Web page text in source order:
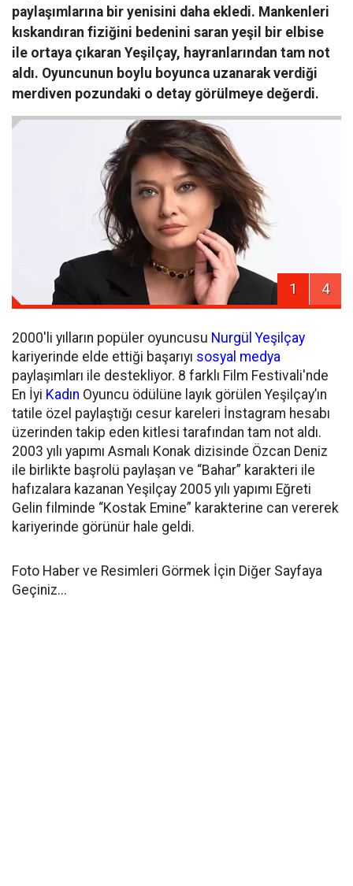
paylaşımlarına bir yenisini daha ekledi. Mankenleri
kıskandıran fiziğini bedenini saran yeşil bir elbise
ile ortaya çıkaran Yeşilçay, hayranlarından tam not
aldı. Oyuncunun boylu boyunca uzanarak verdiği
merdiven pozundaki o detay görülmeye değerdi.
1 4
2000'li yılların popüler oyuncusu Nurgül Yeşilçay
kariyerinde elde ettiği başarıyı sosyal medya
paylaşımları ile destekliyor. 8 farklı Film Festivali'nde
En İyi Kadın Oyuncu ödülüne layık görülen Yeşilçay’ın
tatile özel paylaştığı cesur kareleri İnstagram hesabı
üzerinden takip eden kitlesi tarafından tam not aldı.
2003 yılı yapımı Asmalı Konak dizisinde Özcan Deniz
ile birlikte başrolü paylaşan ve “Bahar” karakteri ile
hafızalara kazanan Yeşilçay 2005 yılı yapımı Eğreti
Gelin filminde “Kostak Emine” karakterine can vererek
kariyerinde görünür hale geldi.
Foto Haber ve Resimleri Görmek İçin Diğer Sayfaya
Geçiniz...